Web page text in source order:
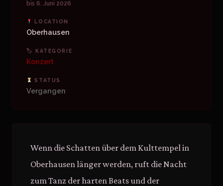
bis 6. Juni 2026
LOCATION
Oberhausen
🏷 KATEGORIE
Konzert
STATUS
Vergangen
Wenn die Schatten über dem Kulttempel in
Oberhausen länger werden, ruft die Nacht
zum Tanz der harten Beats und der